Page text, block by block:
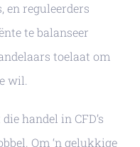
en reguleerders
te balanseer
toelaat om
wil.
handel in CFD’s
Om ‘n gelukkige